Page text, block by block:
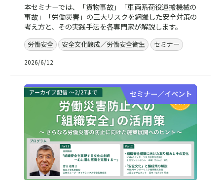
本セミナーでは、「貨物事故」「車両系荷役運搬機械の
事故」「労働災害」の三大リスクを網羅した安全対策の
考え方と、その実践手法を各専門家が解説します。
労働安全 安全文化醸成／労働安全衛生 セミナー
2026/6/12
セミナー／イベント